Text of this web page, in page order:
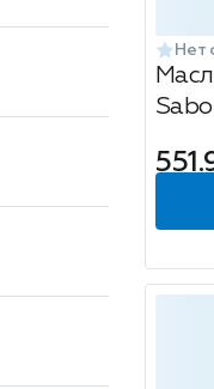
Нет